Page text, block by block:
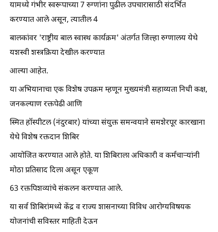
यामध्ये गंभीर स्वरूपाच्या 7 रुग्णांना पुढील उपचारासाठी संदर्भित
करण्यात आले असून, त्यातील 4
बालकांवर 'राष्ट्रीय बाल स्वास्थ कार्यक्रम' अंतर्गत जिल्हा रुग्णालय येथे
यशस्वी शस्त्रक्रिया देखील करण्यात
आल्या आहेत.
या अभियानाचा एक विशेष उपक्रम म्हणून मुख्यमंत्री सहाय्यता निधी कक्ष,
जनकल्याण रक्तपेढी आणि
स्मित हॉस्पीटल (नंदुरबार) यांच्या संयुक्त समन्वयाने समशेरपूर कारखाना
येथे विशेष रक्तदान शिबिर
आयोजित करण्यात आले होते. या शिबिराला अधिकारी व कर्मचाऱ्यांनी
मोठा प्रतिसाद दिला असून एकूण
63 रक्तपिशव्यांचे संकलन करण्यात आले.
या सर्व शिबिरांमध्ये केंद्र व राज्य शासनाच्या विविध आरोग्यविषयक
योजनांची सविस्तर माहिती देऊन